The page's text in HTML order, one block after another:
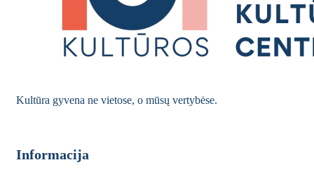
Kultūra gyvena ne vietose, o mūsų vertybėse.
Informacija